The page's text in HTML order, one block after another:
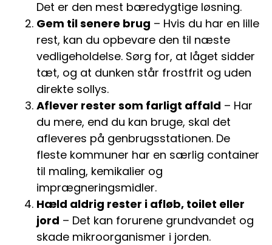
Det er den mest bæredygtige løsning.
Gem til senere brug – Hvis du har en lille
rest, kan du opbevare den til næste
vedligeholdelse. Sørg for, at låget sidder
tæt, og at dunken står frostfrit og uden
direkte sollys.
Aflever rester som farligt affald – Har
du mere, end du kan bruge, skal det
afleveres på genbrugsstationen. De
fleste kommuner har en særlig container
til maling, kemikalier og
imprægneringsmidler.
Hæld aldrig rester i afløb, toilet eller
jord – Det kan forurene grundvandet og
skade mikroorganismer i jorden.